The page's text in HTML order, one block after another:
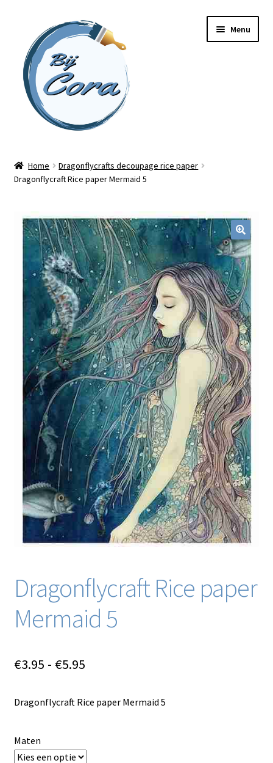
naar
navigatie
inhoud
Menu
Workshops
Online cursussen
Shop
Blog / DIY / Tutorials
Over mij
Contact
Home
Dragonflycrafts decoupage rice paper
Dragonflycraft Rice paper Mermaid 5
Dragonflycraft Rice paper
Mermaid 5
€3.95 - €5.95Prijsklasse:
tot
Dragonflycraft Rice paper Mermaid 5
Maten